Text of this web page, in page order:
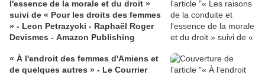
l'essence de la morale et du droit »
suivi de « Pour les droits des femmes
» - Leon Petrazycki - Raphaël Roger
Devismes - Amazon Publishing
« À l'endroit des femmes d'Amiens et
de quelques autres » - Le Courrier